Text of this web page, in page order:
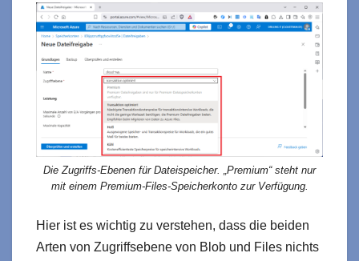
Die Zugriffs-Ebenen für Dateispeicher. „Premium“ steht nur
mit einem Premium-Files-Speicherkonto zur Verfügung.
Hier ist es wichtig zu verstehen, dass die beiden
Arten von Zugriffsebene von Blob und Files nichts